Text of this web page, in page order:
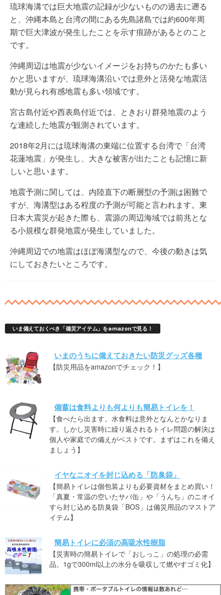
琉球海溝では巨大地震の記録が少ないものの過去に遡る
と、沖縄本島と台湾の間にある先島諸島では約600年周
期で巨大津波が発生したことを示す痕跡があるとのこと
です。
沖縄周辺は地震が少ないイメージをお持ちのかたも多い
かと思いますが、琉球海溝沿いでは意外と活発な地震活
動が見られ有感地震も多い領域です。
宮古島付近や西表島付近では、ときおり群発地震のよう
な連続した地震が観測されています。
2018年2月には琉球海溝の東端に位置する台湾で「台湾
花蓮地震」が発生し、大きな被害が出たことも記憶に新
しいと思います。
地震予測に関しては、内陸直下の断層型の予測は困難で
すが、海溝型はある程度の予測が可能と言われます。東
日本大震災が起きた際も、震源の周辺海域では前兆とな
る小規模な群発地震が発生していました。
沖縄周辺での地震はほぼ海溝型なので、今後の動きは気
にしておきたいところです。
いま備えておくべき「備災アイテム」をamazonで見る！
いまのうちに備えておきたい防災グッズ各種
【防災用品をamazonでチェック！】
備蓄は食料よりも何よりも簡易トイレを！
【食べたら出ます。水食料は意外となんとかなりま
す。しかし災害時に繰り返されるトイレ問題の解決は
個人や家庭での備えがベストです。まずはこれを備え
ましょう】
イヤなニオイを封じ込める「防臭袋」
【簡易トイレは個包装よりも必要資材をまとめ買い！
「真夏・常温の空いたサバ缶」や「うんち」のニオイ
すら封じ込める防臭袋「BOS」は備災用品のマストア
イテム】
簡易トイレに必須の高吸水性樹脂
【災害時の簡易トイレで「おしっこ」の処理の必需
品。1gで300ml以上の水分を吸収して燃やすゴミ化】